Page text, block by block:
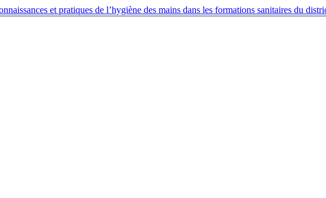
et pratiques de l’hygiène des mains dans les formations sanitaires du